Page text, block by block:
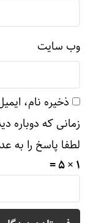
وب‌ سایت
ذخیره نام،
زمانی که دوباره
لطفا پاسخ را به
1 × 5 =